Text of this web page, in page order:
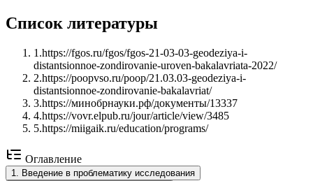
Список литературы
1 .https://fgos.ru/fgos/fgos-21-03-03-geodeziya-i-
distantsionnoe-zondirovanie-uroven-bakalavriata-2022/
2.https://poopvso.ru/poop/21.03.03-geodeziya-i-
distantsionnoe-zondirovanie-bakalavriat/
3.https://минобрнауки.рф/документы/13337
4.https://vovr.elpub.ru/jour/article/view/3485
5.https://miigaik.ru/education/programs/
Оглавление
1
Введение в проблематику исследования